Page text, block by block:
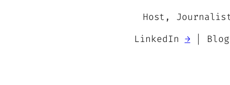
Host,
LinkedIn → |